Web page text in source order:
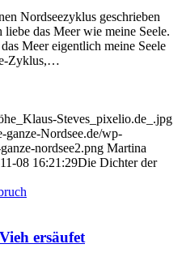
Nordseezyklus geschrieben
das Meer wie meine Seele.
Meer eigentlich meine Seele
Zyklus,…
Steves_pixelio.de_.jpg
ganze-Nordsee.de/wp-
nordsee2.png Martina
08 16:21:29Die Dichter der
ersäufet